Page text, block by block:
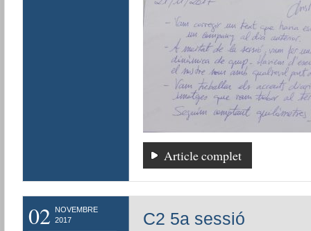
Article complet
02
NOVEMBRE
2017
C2 5a sessió